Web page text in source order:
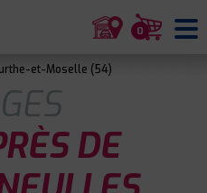
0
et-Moselle (54)
DE